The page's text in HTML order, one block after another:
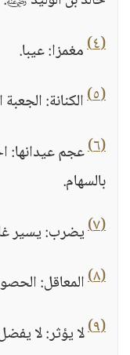
(٤)
مغمزا: عيبا.
(٥)
الكنانة:
(٦)
عجم عيدانها:
بالسهام.
(٧)
يضرب: يسير
(٨)
المعاقل:
(٩)
لا يؤثر: لا